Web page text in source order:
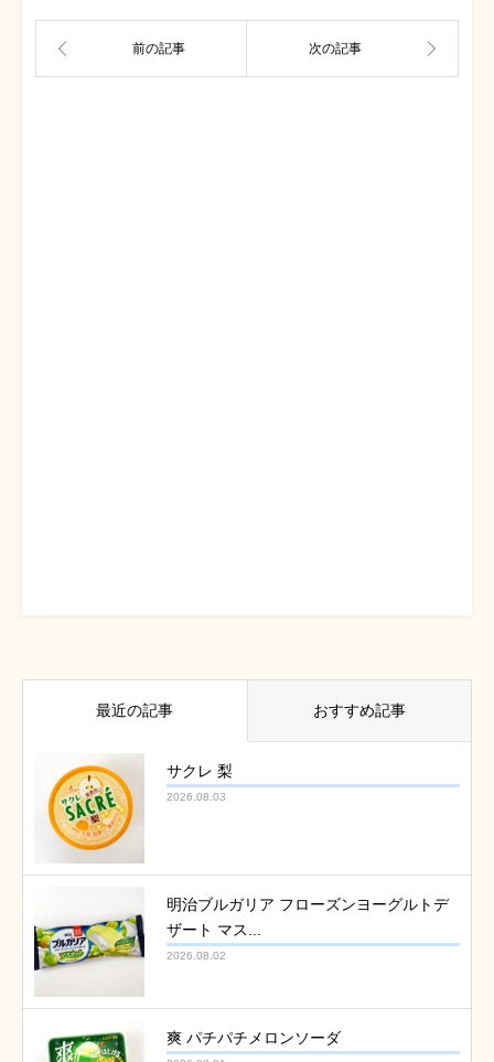
最近の記事 おすすめ記事
サクレ 梨
2026.08.03
明治ブルガリア フローズンヨーグルトデ
ザート マス...
2026.08.02
爽 パチパチメロンソーダ